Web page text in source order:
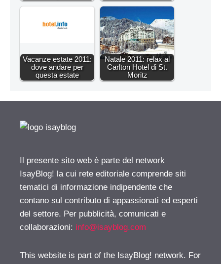
Vacanze estate 2011:
dove andare per
questa estate
Natale 2011: relax al
Carlton Hotel di St.
Moritz
Il presente sito web è parte del network
IsayBlog! la cui rete editoriale comprende siti
tematici di informazione indipendente che
contano sul contributo di appassionati ed esperti
del settore. Per pubblicità, comunicati e
collaborazioni: info@isayblog.com
This website is part of the IsayBlog! network. For